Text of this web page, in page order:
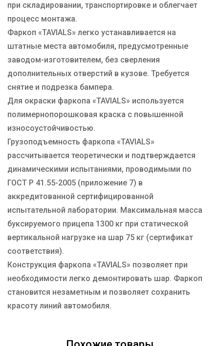
при складировании, транспортировке и облегчает
процесс монтажа.
Фаркоп «TAVIALS» легко устанавливается на
штатные места автомобиля, предусмотренные
заводом-изготовителем, без сверления
дополнительных отверстий в кузове. Требуется
снятие и подрезка бампера.
Для окраски фаркопа «TAVIALS» используется
полимернопорошковая краска с повышенной
износоустойчивостью.
Грузоподъемность фаркопа «TAVIALS»
рассчитывается теоретически и подтверждается
динамическими испытаниями, проводимыми по
ГОСТ Р 41.55-2005 (приложение 7) в
аккредитованной сертифицированной
испытательной лаборатории. Максимальная масса
буксируемого прицепа 1300 кг при статической
вертикальной нагрузке на шар 75 кг (сертификат
соответствия).
Конструкция фаркопа «TAVIALS» позволяет при
необходимости легко демонтировать шар. Фаркоп
становится незаметным и позволяет сохранить
красоту линий автомобиля.